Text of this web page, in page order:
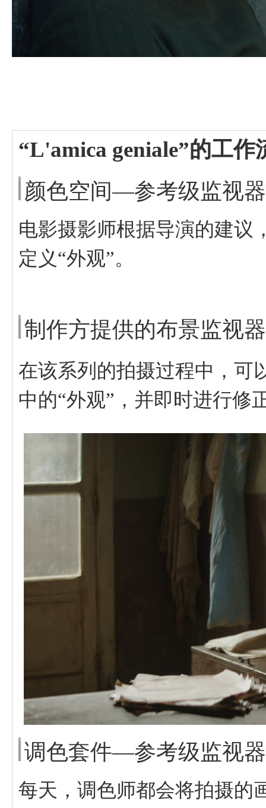
“L'amica geniale”的工作
颜色空间—参考级监视器
电影摄影师根据导演的建议
定义“外观”。
制作方提供的布景监视
在该系列的拍摄过程中，可
中的“外观”，并即时进行修
调色套件—参考级监视器
每天，调色师都会将拍摄的